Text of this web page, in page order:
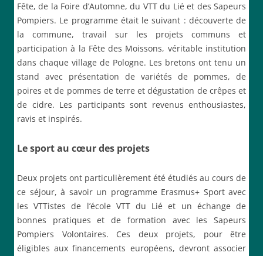
Fête, de la Foire d’Automne, du VTT du Lié et des Sapeurs
Pompiers. Le programme était le suivant : découverte de
la commune, travail sur les projets communs et
participation à la Fête des Moissons, véritable institution
dans chaque village de Pologne. Les bretons ont tenu un
stand avec présentation de variétés de pommes, de
poires et de pommes de terre et dégustation de crêpes et
de cidre. Les participants sont revenus enthousiastes,
ravis et inspirés.
Le sport au cœur des projets
Deux projets ont particulièrement été étudiés au cours de
ce séjour, à savoir un programme Erasmus+ Sport avec
les VTTistes de l’école VTT du Lié et un échange de
bonnes pratiques et de formation avec les Sapeurs
Pompiers Volontaires. Ces deux projets, pour être
éligibles aux financements européens, devront associer